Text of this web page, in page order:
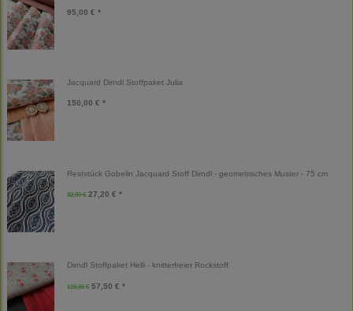
95,00 € *
Jacquard Dirndl Stoffpaket Julia
150,00 € *
Reststück Gobelin Jacquard Stoff Dirndl - geometrisches Muster - 75 cm
32,00 € 27,20 € *
Dirndl Stoffpaket Helli - knitterfreier Rockstoff
115,00 € 57,50 € *